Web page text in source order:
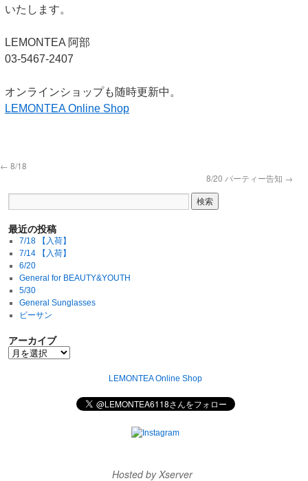
いたします。
LEMONTEA 阿部
03-5467-2407
オンラインショップも随時更新中。
LEMONTEA Online Shop
← 8/18
8/20 パーティー告知 →
最近の投稿
7/18 【入荷】
7/14 【入荷】
6/20
General for BEAUTY&YOUTH
5/30
General Sunglasses
ビーサン
アーカイブ
LEMONTEA Online Shop
Hosted by Xserver